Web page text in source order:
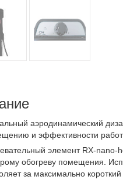
аэродинамический
и эффективности
элемент RX-nano-
обогреву помещения.
за максимально